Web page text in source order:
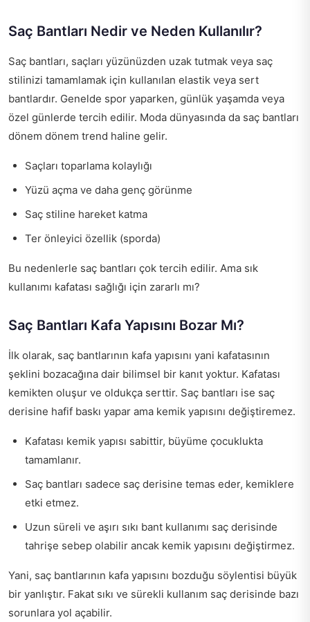
Saç Bantları Nedir ve Neden Kullanılır?
Saç bantları, saçları yüzünüzden uzak tutmak veya saç
stilinizi tamamlamak için kullanılan elastik veya sert
bantlardır. Genelde spor yaparken, günlük yaşamda veya
özel günlerde tercih edilir. Moda dünyasında da saç bantları
dönem dönem trend haline gelir.
Saçları toparlama kolaylığı
Yüzü açma ve daha genç görünme
Saç stiline hareket katma
Ter önleyici özellik (sporda)
Bu nedenlerle saç bantları çok tercih edilir. Ama sık
kullanımı kafatası sağlığı için zararlı mı?
Saç Bantları Kafa Yapısını Bozar Mı?
İlk olarak, saç bantlarının kafa yapısını yani kafatasının
şeklini bozacağına dair bilimsel bir kanıt yoktur. Kafatası
kemikten oluşur ve oldukça serttir. Saç bantları ise saç
derisine hafif baskı yapar ama kemik yapısını değiştiremez.
Kafatası kemik yapısı sabittir, büyüme çocuklukta
tamamlanır.
Saç bantları sadece saç derisine temas eder, kemiklere
etki etmez.
Uzun süreli ve aşırı sıkı bant kullanımı saç derisinde
tahrişe sebep olabilir ancak kemik yapısını değiştirmez.
Yani, saç bantlarının kafa yapısını bozduğu söylentisi büyük
bir yanlıştır. Fakat sıkı ve sürekli kullanım saç derisinde bazı
sorunlara yol açabilir.